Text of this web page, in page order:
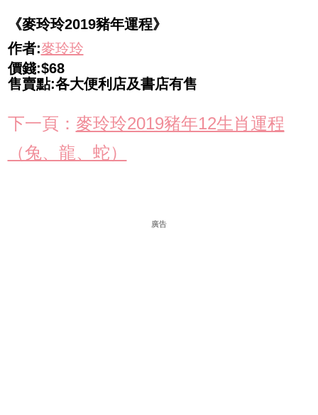
《麥玲玲2019豬年運程》
作者:麥玲玲
價錢:$68
售賣點:各大便利店及書店有售
下一頁： 麥玲玲2019豬年12生肖運程
（兔、龍、蛇）
廣告